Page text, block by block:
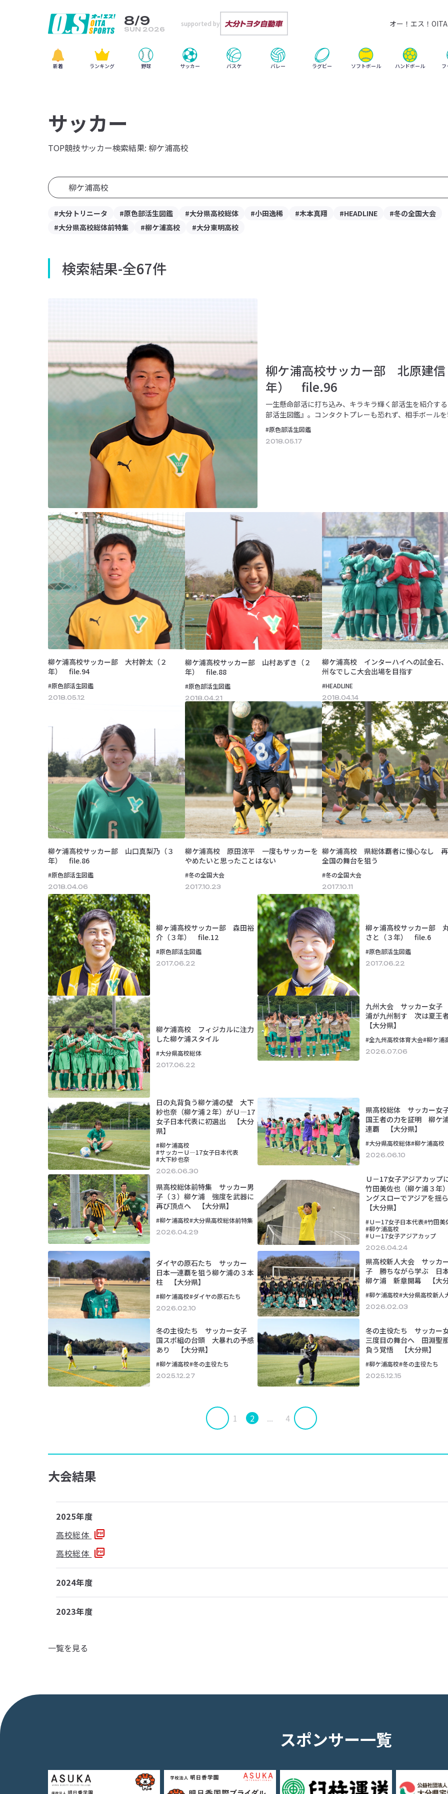
8/9
SUN 2026
supported by オー！エス！
新着 ランキング 野球 サッカー バスケ バレー ラグビー ソフトボール ハンドボール
サッカー
TOP競技サッカー検索結果: 柳ケ浦高校
#大分トリニータ #原色部活生図鑑 #大分県高校総体 #小田逸稀 #木本真翔 #HEADLINE
#冬の全国大会
#大分県高校総体前特集
#柳ケ浦高校 #大分東明高校
検索結果-全67件
柳ケ浦高校サッカー部 北原建
年） file.96
一生懸命部活に打ち込み、キラキラ輝く部活生を紹介す
部活生図鑑』。コンタクトプレーも恐れず、相手ボール
快なミドルシュートを打ち抜く北原建信。県新…
#原色部活生図鑑
2018.05.17
柳ケ浦高校サッカー部 大村幹太（２
年） file.94
#原色部活生図鑑
2018.05.12
柳ケ浦高校サッカー部 山村あずき（２
年） file.88
#原色部活生図鑑
2018.04.21
柳ケ浦高校 インターハイへの試金石
州なでしこ大会出場を目指す
#HEADLINE
2018.04.14
柳ケ浦高校サッカー部 山口真梨乃（３
年） file.86
#原色部活生図鑑
2018.04.06
柳ケ浦高校 原田涼平 一度もサッカーを
やめたいと思ったことはない
#冬の全国大会
2017.10.23
柳ケ浦高校 県総体覇者に慢心なし
全国の舞台を狙う
#冬の全国大会
2017.10.11
柳ヶ浦高校サッカー部 森田裕
介（３年） file.12
#原色部活生図鑑
2017.06.22
柳ヶ浦高校サッカー部
さと（３年） file.6
#原色部活生図鑑
2017.06.22
柳ケ浦高校 フィジカルに注力
した柳ケ浦スタイル
#大分県高校総体
2017.06.22
九州大会 サッカー女子
浦が九州制す 次は夏
【大分県】
#全九州高校体育大会#柳ケ浦
2026.07.06
日の丸背負う柳ケ浦の壁 大下
紗也奈（柳ケ浦２年）がＵ―17
女子日本代表に初選出 【大分
県】
#柳ケ浦高校
#サッカーＵ―17女子日本代表
#大下紗也奈
2026.06.30
県高校総体 サッカー女
国王者の力を証明 柳ケ
連覇 【大分県】
#大分県高校総体#柳ケ浦高校
2026.06.10
県高校総体前特集 サッカー男
子（３）柳ケ浦 強度を武器に
再び頂点へ 【大分県】
#柳ケ浦高校#大分県高校総体前特集
2026.04.29
Ｕ－17女子アジアカップ
竹田美佐也（柳ケ浦３
ングスローでアジアを
【大分県】
#Ｕー17女子日本代表#竹田美
#柳ケ浦高校
#Ｕー17女子アジアカップ
2026.04.24
ダイヤの原石たち サッカー
日本一連覇を狙う柳ケ浦の３本
柱 【大分県】
#柳ケ浦高校#ダイヤの原石たち
2026.02.10
県高校新人大会 サッカ
子 勝ちながら学ぶ 日
柳ケ浦 新章開幕 【大
#柳ケ浦高校#大分県高校新人
2026.02.03
冬の主役たち サッカー女子
国スポ組の台頭 大暴れの予感
あり 【大分県】
#柳ケ浦高校#冬の主役たち
2025.12.27
冬の主役たち サッカ
三度目の舞台へ 田淵聖
負う覚悟 【大分県】
#柳ケ浦高校#冬の主役たち
2025.12.15
1 2 ... 4
大会結果
2025年度
高校総体
高校総体
2024年度
2023年度
一覧を見る
スポンサー一覧